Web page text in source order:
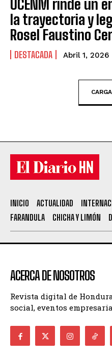
UCENM rinde un
la trayectoria y
Rosel Faustino
DESTACADA Abril 1, 2026
INICIO ACTUALIDAD
FARANDULA
CHICHA Y LIMÓN
ACERCA DE NOSOTROS
Revista digital de
social, eventos